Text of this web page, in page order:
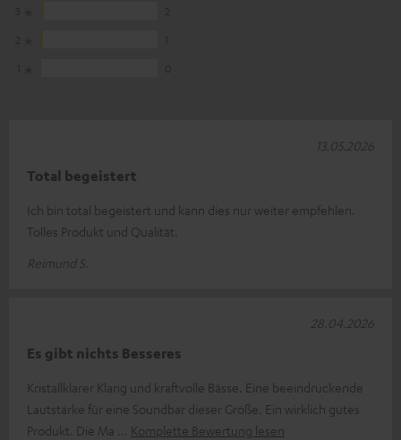
Total begeistert
Ich bin total begeistert und kann dies nur weiter empfehlen.
Tolles Produkt und Qualität.
Reimund S.
13.05.2026
Es gibt nichts Besseres
Kristallklarer Klang und kraftvolle Bässe. Eine beeindruckende
Lautstärke für eine Soundbar dieser Größe. Ein wirklich gutes
Produkt. Die Ma
Komplette Bewertung lesen
28.04.2026